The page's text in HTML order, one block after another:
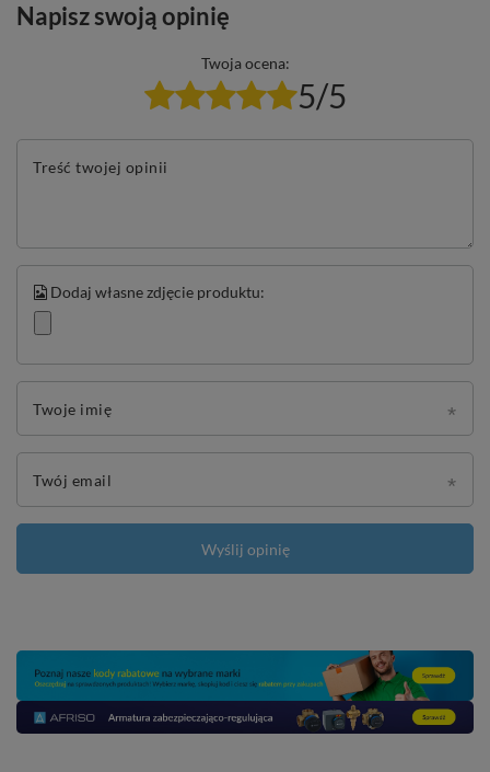
Napisz swoją opinię
Twoja ocena:
5/5
Treść twojej opinii
Dodaj własne zdjęcie produktu:
Twoje imię
Twój email
Wyślij opinię